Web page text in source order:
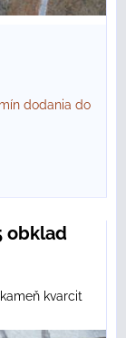
dodania do
obklad
kvarcit